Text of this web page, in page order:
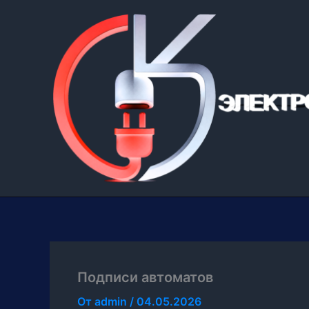
содержимому
Подписи автоматов
От admin / 04.05.2026